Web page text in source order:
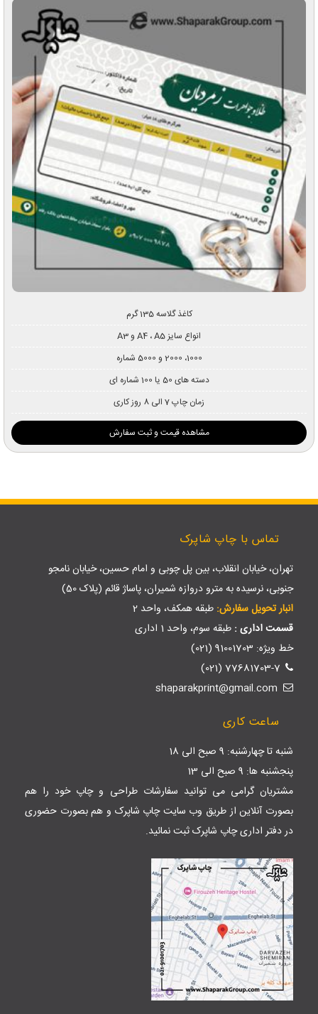
کاغذ گلاسه 135 گرم
انواع سایز A4 ، A5 و A3
1000، 2000 و 5000 شماره
دسته های 50 یا 100 شماره ای
زمان چاپ 7 الی 8 روز کاری
مشاهده قیمت و ثبت سفارش
تماس با چاپ شاپرک
تهران، خیابان انقلاب، بین پل چوبی و امام حسین، خیابان نامجو
جنوبی، نرسیده به مترو دروازه شمیران، پاساژ قائم (پلاک 50)
انبار تحویل سفارش: طبقه همکف، واحد 2
قسمت اداری : طبقه سوم، واحد 1 اداری
خط ویژه: 91001703 (021)
77681703-7 (021)
ساعت کاری
شنبه تا چهارشنبه: 9 صبح الی 18
پنجشنبه ها: 9 صبح الی 13
مشتریان گرامی می توانید سفارشات طراحی و چاپ خود را هم
بصورت آنلاین از طریق وب سایتچاپ شاپرک و هم بصورت حضوری
در دفتر اداری چاپ شاپرک ثبت نمائید.